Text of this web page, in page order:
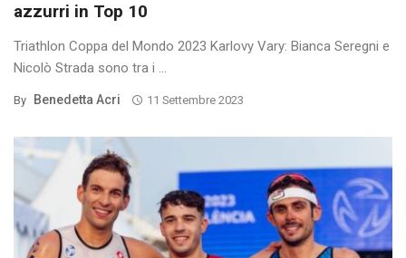
azzurri in Top 10
Triathlon Coppa del Mondo 2023 Karlovy Vary: Bianca Seregni e
Nicolò Strada sono tra i ...
By Benedetta Acri 11 Settembre 2023